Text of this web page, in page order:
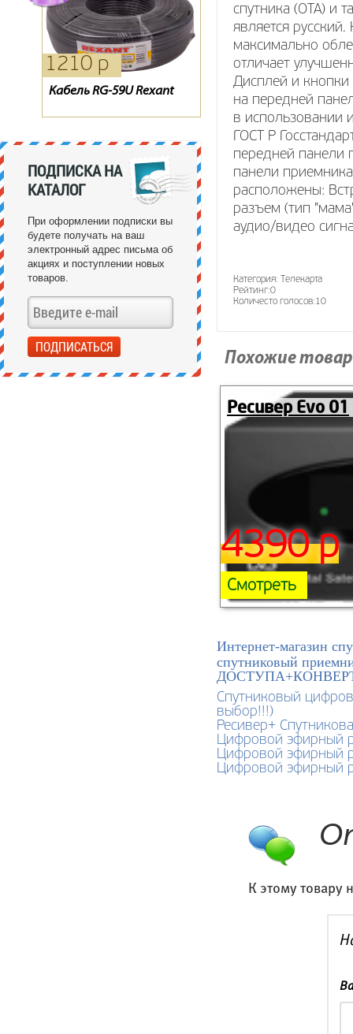
1210 р
Кабель RG-59U Rexant
880 р
Тарелка Супрал 0.6
390 р
Пульт для спутникового
X90, GLOBO X80 / X90
ПОДПИСКА НА
КАТАЛОГ
При оформлении подписки вы
будете получать на ваш
электронный адрес письма об
акциях и поступлении новых
товаров.
спутника (OTA) и
является
максимально
отличает
Дисплей и кнопки
на передней
в использовании
ГОСТ Р
передней панели
панели
расположены:
разъем (тип
аудио/видео
Категория:
Телекарта
Рейтинг:0
Количесто голосов:10
Похожие
Ресивер Evo 01
Смотреть
4390 р
Интернет-магазин
спутниковый
Спутниковый
выбор!!!)
Ресивер+
Цифровой эфирный
Цифровой эфирный
Цифровой эфирный
К этому товару